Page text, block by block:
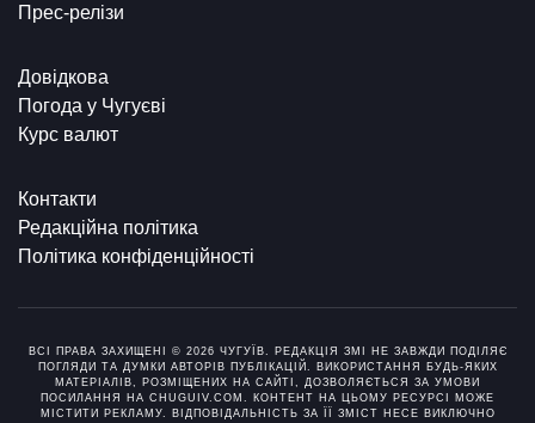
Прес-релізи
Довідкова
Погода у Чугуєві
Курс валют
Контакти
Редакційна політика
Політика конфіденційності
ВСІ ПРАВА ЗАХИЩЕНІ © 2026 ЧУГУЇВ. РЕДАКЦІЯ ЗМІ НЕ ЗАВЖДИ ПОДІЛЯЄ
ПОГЛЯДИ ТА ДУМКИ АВТОРІВ ПУБЛІКАЦІЙ. ВИКОРИСТАННЯ БУДЬ-ЯКИХ
МАТЕРІАЛІВ, РОЗМІЩЕНИХ НА САЙТІ, ДОЗВОЛЯЄТЬСЯ ЗА УМОВИ
ПОСИЛАННЯ НА CHUGUIV.COM. КОНТЕНТ НА ЦЬОМУ РЕСУРСІ МОЖЕ
МІСТИТИ РЕКЛАМУ. ВІДПОВІДАЛЬНІСТЬ ЗА ЇЇ ЗМІСТ НЕСЕ ВИКЛЮЧНО